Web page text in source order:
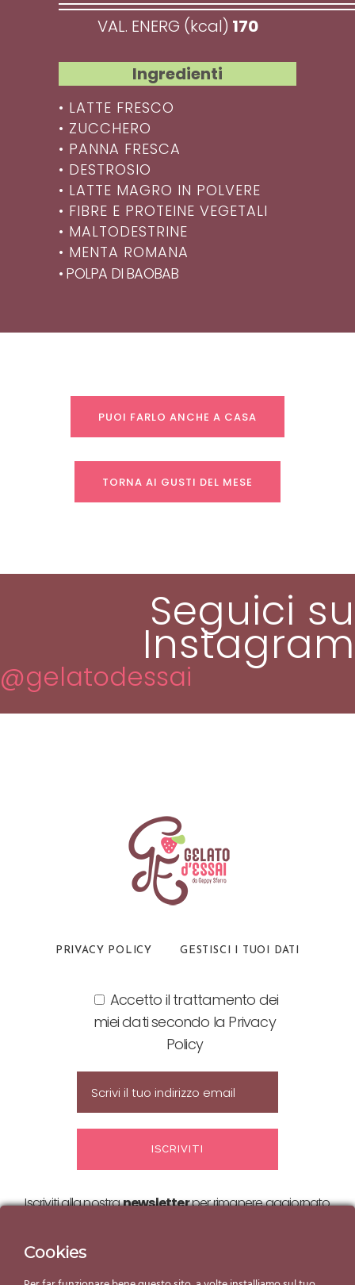
VAL. ENERG (kcal) 170
Ingredienti
• LATTE FRESCO
• ZUCCHERO
• PANNA FRESCA
• DESTROSIO
• LATTE MAGRO IN POLVERE
• FIBRE E PROTEINE VEGETALI
• MALTODESTRINE
• MENTA ROMANA
• POLPA DI BAOBAB
PUOI FARLO ANCHE A CASA
TORNA AI GUSTI DEL MESE
Seguici su
Instagram
@gelatodessai
PRIVACY POLICY GESTISCI I TUOI DATI
Accetto il trattamento dei
miei dati secondo la Privacy
Policy
Iscriviti alla nostranewsletterper rimanere aggiornato
Cookies